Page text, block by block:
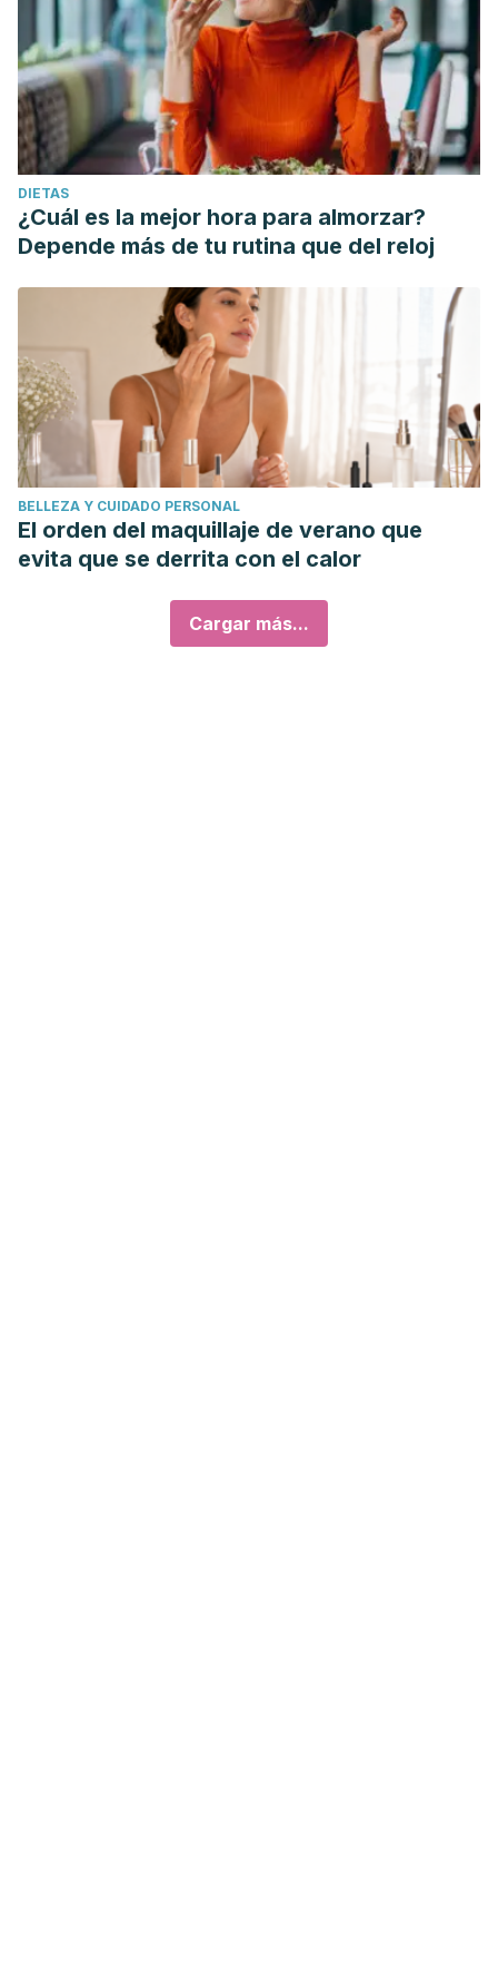
DIETAS
¿Cuál es la mejor hora para almorzar?
Depende más de tu rutina que del reloj
BELLEZA Y CUIDADO PERSONAL
El orden del maquillaje de verano que
evita que se derrita con el calor
Cargar más...